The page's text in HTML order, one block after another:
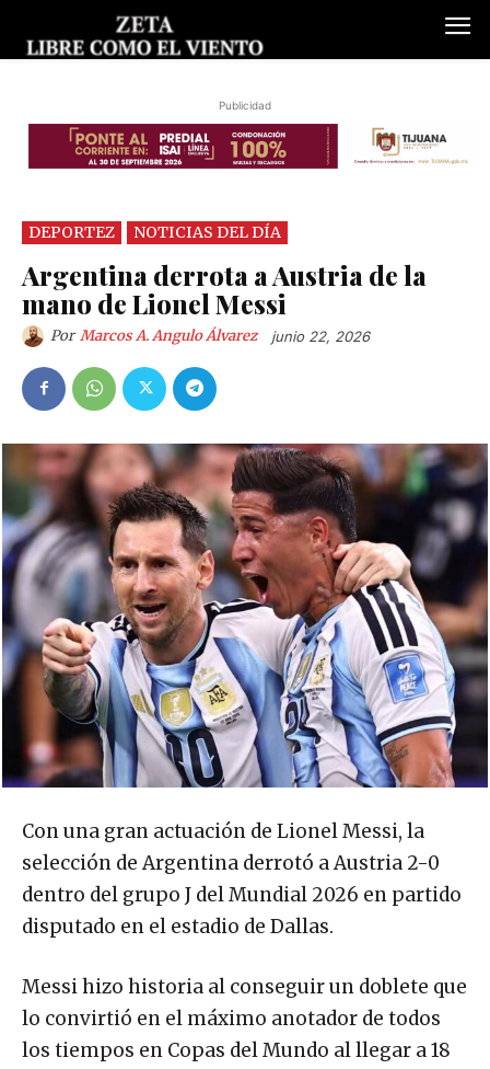
Publicidad
DEPORTEZ NOTICIAS DEL DÍA
Argentina derrota a Austria de la
mano de Lionel Messi
Por Marcos A. Angulo Álvarez junio 22, 2026
Con una gran actuación de Lionel Messi, la
selección de Argentina derrotó a Austria 2-0
dentro del grupo J del Mundial 2026 en partido
disputado en el estadio de Dallas.
Messi hizo historia al conseguir un doblete que
lo convirtió en el máximo anotador de todos
los tiempos en Copas del Mundo al llegar a 18